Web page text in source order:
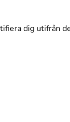
dig utifrån